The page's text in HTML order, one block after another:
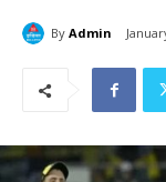
By Admin